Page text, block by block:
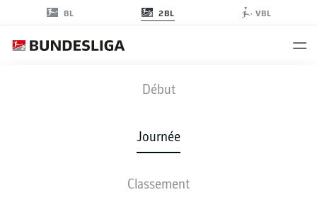
BL 2BL VBL
Début
Journée
Classement
EBS - KSC
2 1
COMPOSITIONS STATISTIQUES